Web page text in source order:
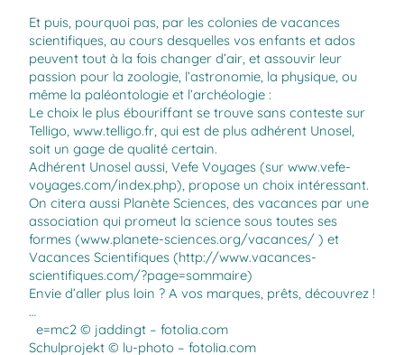
Et puis, pourquoi pas, par les colonies de vacances
scientifiques, au cours desquelles vos enfants et ados
peuvent tout à la fois changer d’air, et assouvir leur
passion pour la zoologie, l’astronomie, la physique, ou
même la paléontologie et l’archéologie :
Le choix le plus ébouriffant se trouve sans conteste sur
Telligo, www.telligo.fr, qui est de plus adhérent Unosel,
soit un gage de qualité certain.
Adhérent Unosel aussi, Vefe Voyages (sur www.vefe-
voyages.com/index.php), propose un choix intéressant.
On citera aussi Planète Sciences, des vacances par une
association qui promeut la science sous toutes ses
formes (www.planete-sciences.org/vacances/ ) et
Vacances Scientifiques (http://www.vacances-
scientifiques.com/?page=sommaire)
Envie d’aller plus loin ? A vos marques, prêts, découvrez !
…
e=mc2 © jaddingt – fotolia.com
Schulprojekt © lu-photo – fotolia.com